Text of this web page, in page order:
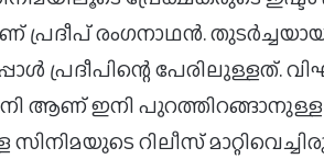
രംഗനാഥൻ.
പ്രദീപിന്റെ പേരിലുള്ളത്.
ഇനി പുറത്തിറങ്ങാനുള്ള
റിലീസ്